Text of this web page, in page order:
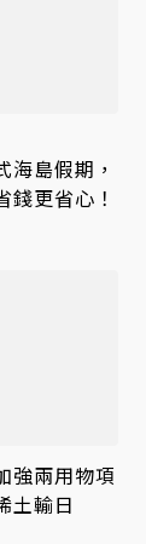
島假期，
更省心！
強兩用物項
土輸日